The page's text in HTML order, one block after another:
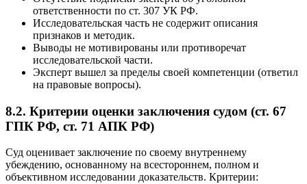
ответственности по ст. 307 УК РФ.
Исследовательская часть не содержит описания
признаков и методик.
Выводы не мотивированы или противоречат
исследовательской части.
Эксперт вышел за пределы своей компетенции (ответил
на правовые вопросы).
8.2. Критерии оценки заключения судом (ст. 67
ГПК РФ, ст. 71 АПК РФ)
Суд оценивает заключение по своему внутреннему
убеждению, основанному на всестороннем, полном и
объективном исследовании доказательств. Критерии: